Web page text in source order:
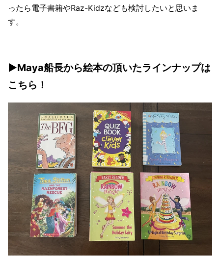
ったら電子書籍やRaz-Kidzなども検討したいと思いま
す。
▶Maya船長から絵本の頂いたラインナップは
こちら！